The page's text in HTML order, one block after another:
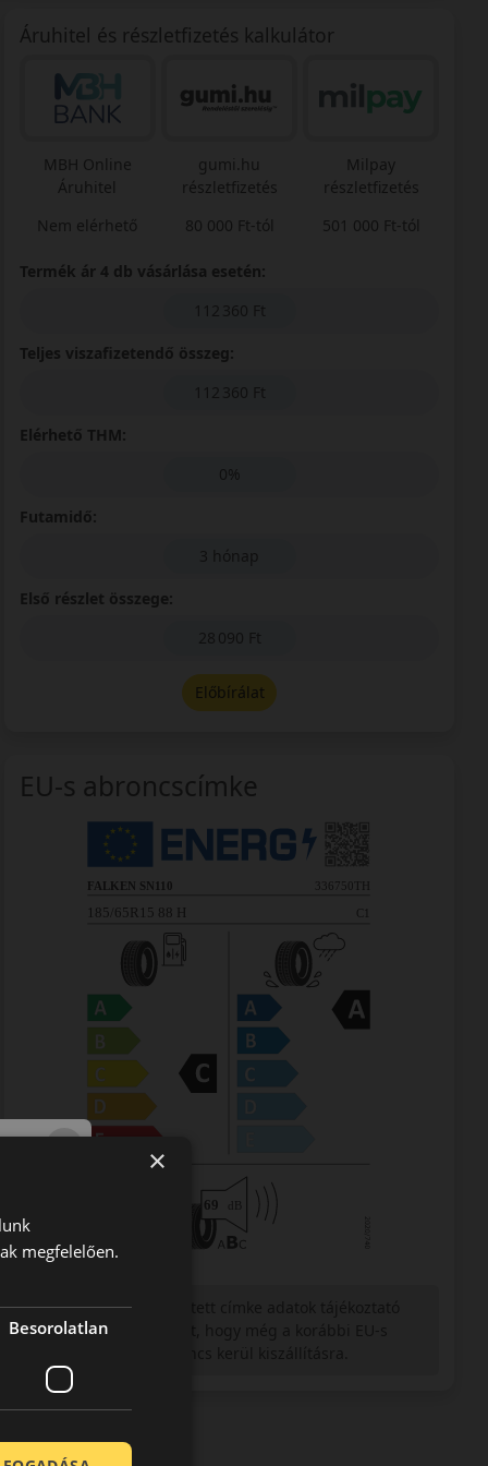
Áruhitel és részletfizetés kalkulátor
MBH Online
Áruhitel
Nem elérhető
gumi.hu
részletfizetés
80 000 Ft-tól
Milpay
részletfizetés
501 000 Ft-tól
Termék ár 4 db vásárlása esetén:
112 360 Ft
Teljes viszafizetendő összeg:
112 360 Ft
Elérhető THM:
0%
Futamidő:
3 hónap
Első részlet összege:
28 090 Ft
Előbírálat
EU-s abroncscímke
Figyelem a feltüntetett címke adatok tájékoztató
jellegűek. Előfordulhat, hogy még a korábbi EU-s
×
megfelelően.
Besorolatlan